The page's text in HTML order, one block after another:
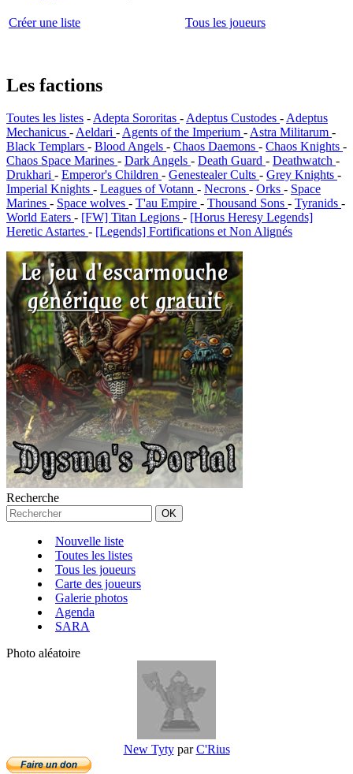
Créer une liste Tous les joueurs
Les factions
Toutes les listes -Adepta Sororitas -Adeptus Custodes -Adeptus
Mechanicus -Aeldari -Agents of the Imperium -Astra Militarum -
Black Templars - Blood Angels - Chaos Daemons - Chaos Knights -
Chaos Space Marines - Dark Angels - Death Guard - Deathwatch -
Drukhari - Emperor's Children - Genestealer Cults - Grey Knights -
Imperial Knights - Leagues of Votann - Necrons - Orks - Space
Marines - Space wolves - T'au Empire - Thousand Sons - Tyranids -
World Eaters - [FW] Titan Legions - [Horus Heresy Legends]
Heretic Astartes - [Legends] Fortifications et Non Alignés
Recherche
Nouvelle liste
Toutes les listes
Tous les joueurs
Carte des joueurs
Galerie photos
Agenda
SARA
Photo aléatoire
New TytyparC'Rius